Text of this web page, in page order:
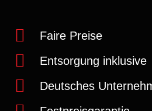
Faire Preise
Entsorgung inklusive
Deutsches